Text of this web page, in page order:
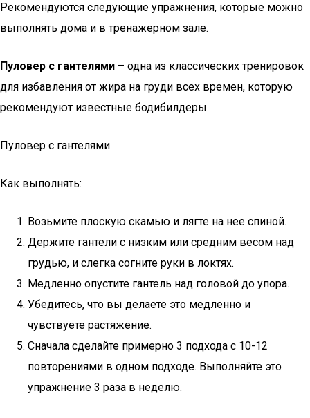
Рекомендуются следующие упражнения, которые можно
выполнять дома и в тренажерном зале.
Пуловер с гантелями – одна из классических тренировок
для избавления от жира на груди всех времен, которую
рекомендуют известные бодибилдеры.
Пуловер с гантелями
Как выполнять:
Возьмите плоскую скамью и лягте на нее спиной.
Держите гантели с низким или средним весом над
грудью, и слегка согните руки в локтях.
Медленно опустите гантель над головой до упора.
Убедитесь, что вы делаете это медленно и
чувствуете растяжение.
Сначала сделайте примерно 3 подхода с 10-12
повторениями в одном подходе. Выполняйте это
упражнение 3 раза в неделю.